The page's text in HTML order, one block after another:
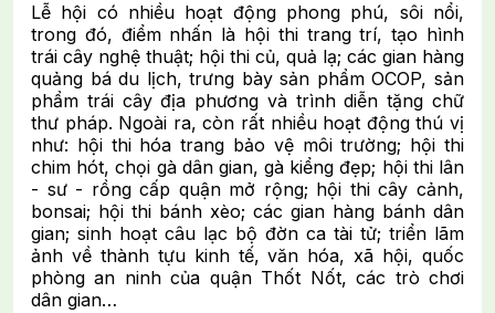
Lễ hội có nhiều hoạt động phong phú, sôi nổi,
trong đó, điểm nhấn là hội thi trang trí, tạo hình
trái cây nghệ thuật; hội thi củ, quả lạ; các gian hàng
quảng bá du lịch, trưng bày sản phẩm OCOP, sản
phẩm trái cây địa phương và trình diễn tặng chữ
thư pháp. Ngoài ra, còn rất nhiều hoạt động thú vị
như: hội thi hóa trang bảo vệ môi trường; hội thi
chim hót, chọi gà dân gian, gà kiểng đẹp; hội thi lân
- sư - rồng cấp quận mở rộng; hội thi cây cảnh,
bonsai; hội thi bánh xèo; các gian hàng bánh dân
gian; sinh hoạt câu lạc bộ đờn ca tài tử; triển lãm
ảnh về thành tựu kinh tế, văn hóa, xã hội, quốc
phòng an ninh của quận Thốt Nốt, các trò chơi
dân gian…